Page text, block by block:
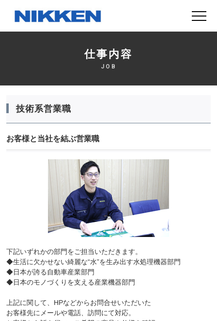
仕事内容
JOB
技術系営業職
お客様と当社を結ぶ営業職
下記いずれかの部門をご担当いただきます。
◆生活に欠かせない綺麗な“水”を生み出す水処理機器部門
◆日本が誇る自動車産業部門
◆日本のモノづくりを支える産業機器部門
上記に関して、HPなどからお問合せいただいた
お客様先にメールや電話、訪問にて対応。